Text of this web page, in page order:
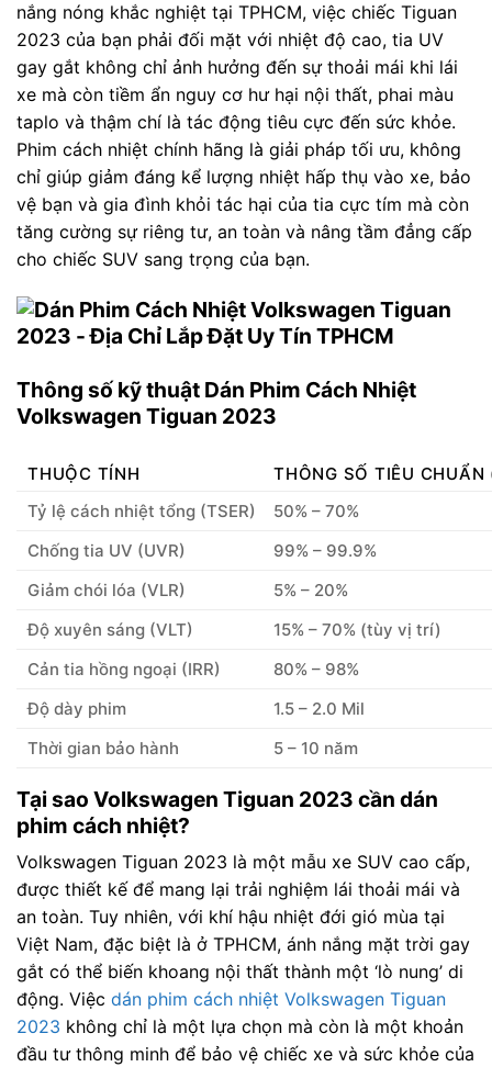
nắng nóng khắc nghiệt tại TPHCM, việc chiếc Tiguan
2023 của bạn phải đối mặt với nhiệt độ cao, tia UV
gay gắt không chỉ ảnh hưởng đến sự thoải mái khi lái
xe mà còn tiềm ẩn nguy cơ hư hại nội thất, phai màu
taplo và thậm chí là tác động tiêu cực đến sức khỏe.
Phim cách nhiệt chính hãng là giải pháp tối ưu, không
chỉ giúp giảm đáng kể lượng nhiệt hấp thụ vào xe, bảo
vệ bạn và gia đình khỏi tác hại của tia cực tím mà còn
tăng cường sự riêng tư, an toàn và nâng tầm đẳng cấp
cho chiếc SUV sang trọng của bạn.
Thông số kỹ thuật Dán Phim Cách Nhiệt
Volkswagen Tiguan 2023
THUỘC TÍNH
THÔNG SỐ TIÊU
Tỷ lệ cách nhiệt tổng (TSER)
50% – 70%
Chống tia UV (UVR)
99% – 99.9%
Giảm chói lóa (VLR)
5% – 20%
Độ xuyên sáng (VLT)
15% – 70% (tùy vị trí)
Cản tia hồng ngoại (IRR)
80% – 98%
Độ dày phim
1.5 – 2.0 Mil
Thời gian bảo hành
5 – 10 năm
Tại sao Volkswagen Tiguan 2023 cần dán
phim cách nhiệt?
Volkswagen Tiguan 2023 là một mẫu xe SUV cao cấp,
được thiết kế để mang lại trải nghiệm lái thoải mái và
an toàn. Tuy nhiên, với khí hậu nhiệt đới gió mùa tại
Việt Nam, đặc biệt là ở TPHCM, ánh nắng mặt trời gay
gắt có thể biến khoang nội thất thành một ‘lò nung’ di
động. Việc dán phim cách nhiệt Volkswagen Tiguan
2023 không chỉ là một lựa chọn mà còn là một khoản
đầu tư thông minh để bảo vệ chiếc xe và sức khỏe của